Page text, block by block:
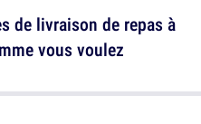
de livraison de repas à
vous voulez